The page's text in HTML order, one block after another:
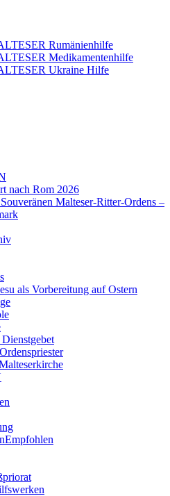
Rumänienhilfe
Medikamentenhilfe
Ukraine Hilfe
nach Rom 2026
Malteser-Ritter-Ordens –
als Vorbereitung auf Ostern